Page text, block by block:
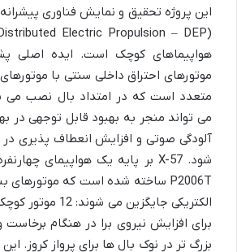
این پروژه تحقیق و نمایش فناوری
موتورهای احتراق داخلی سنتی با
متعدد است که در امتداد بال نصب می
می تواند منجر به بهبود قابل توجهی در
آلودگی صوتی و افزایش انعطاف پذیری در
الکتریکی جایگزین
برای افزایش نیروی برا در هنگام
بزرگ تر در نوک بال ها برای پرواز کروز.